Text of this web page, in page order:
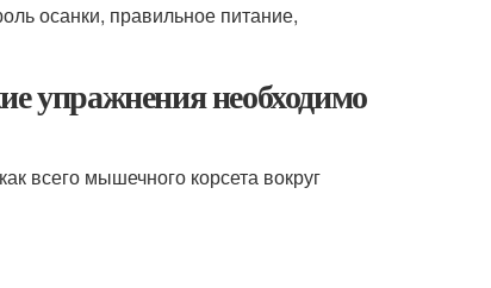
осанки, правильное питание,
упражнения необходимо
всего мышечного корсета вокруг